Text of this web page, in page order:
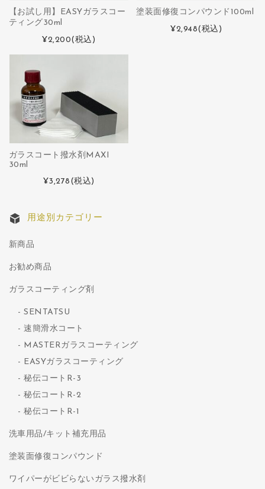
【お試し用】EASYガラスコー
ティング30ml
¥2,200(税込)
塗装面修復コンパウンド100ml
¥2,948(税込)
ガラスコート撥水剤MAXI
30ml
¥3,278 (税込)
用途別カテゴリー
新商品
お勧め商品
ガラスコーティング剤
SENTATSU
速簡滑水コート
MASTERガラスコーティング
EASYガラスコーティング
秘伝コートR-3
秘伝コートR-2
秘伝コートR-1
洗車用品/キット補充用品
塗装面修復コンパウンド
ワイパーがビビらないガラス撥水剤